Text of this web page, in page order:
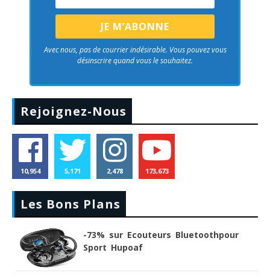
Avec nous, pas de courrier indésirable. Vous pouvez vous
désinscrire quand vous le souhaitez.
Rejoignez-Nous
10,954 5,171 2,478 173,673
Les Bons Plans
-73% sur Ecouteurs Bluetoothpour
Sport Hupoaf